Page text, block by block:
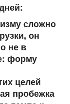
сложно
он
не в
форму
целей
пробежка